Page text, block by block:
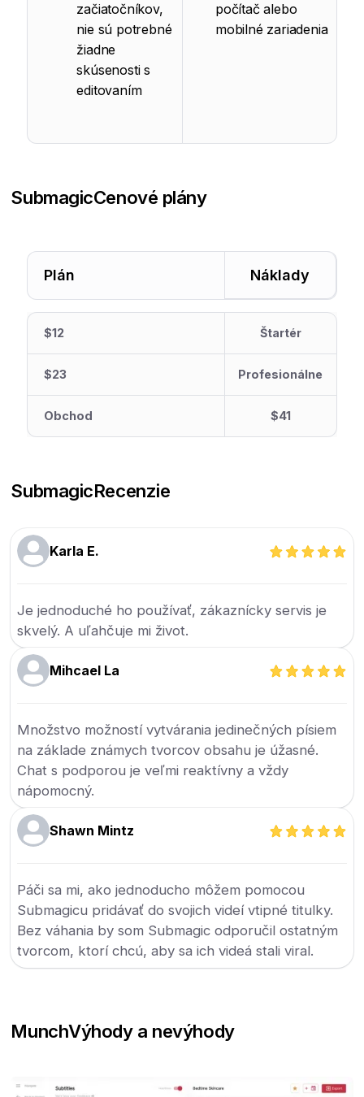
začiatočníkov,
nie sú potrebné
žiadne
skúsenosti s
editovaním
počítač alebo
mobilné zariadenia
SubmagicCenové plány
Plán Náklady
$12 Štartér
$23 Profesionálne
Obchod $41
SubmagicRecenzie
Karla E.
Je jednoduché ho používať, zákaznícky servis je
skvelý. A uľahčuje mi život.
Mihcael La
Množstvo možností vytvárania jedinečných písiem
na základe známych tvorcov obsahu je úžasné.
Chat s podporou je veľmi reaktívny a vždy
nápomocný.
Shawn Mintz
Páči sa mi, ako jednoducho môžem pomocou
Submagicu pridávať do svojich videí vtipné titulky.
Bez váhania by som Submagic odporučil ostatným
tvorcom, ktorí chcú, aby sa ich videá stali viral.
MunchVýhody a nevýhody